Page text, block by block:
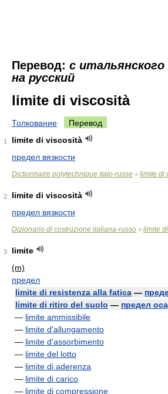
Перевод: с итальянского
на русский
limite di viscosità
Толкование Перевод
1
limite di viscosità
предел вязкости
Dictionnaire polytechnique italo-russe > limite di
2
limite di viscosità
предел вязкости
Dizionario di costruzione italiana-russo > limite
3
limite
(m)
предел
limite di resistenza alla fatica —
limite di ritiro del suolo — предел
— limite ammissibile
— limite d'allungamento
— limite d'assorbimento
— limite del lotto
— limite di aderenza
— limite di carico
— limite di compressione